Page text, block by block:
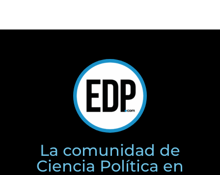
La comunidad de
Ciencia Política en